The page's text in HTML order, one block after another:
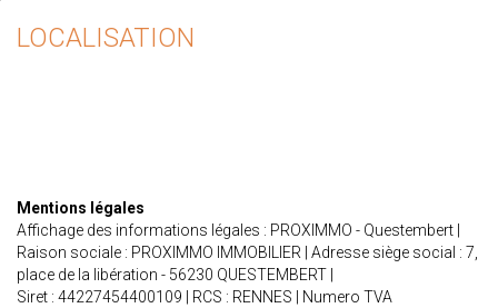
LOCALISATION
Mentions légales
Affichage des informations légales : PROXIMMO - Questembert |
Raison sociale : PROXIMMO IMMOBILIER | Adresse siège social : 7,
place de la libération - 56230 QUESTEMBERT |
Siret : 44227454400109 | RCS : RENNES | Numero TVA